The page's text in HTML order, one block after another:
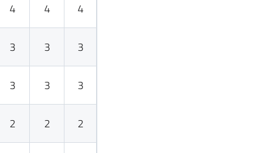
4 4 4
3 3 3
3 3 3
2 2 2